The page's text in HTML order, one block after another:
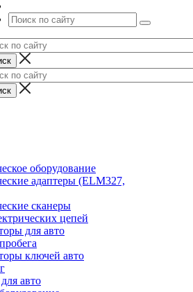
оборудование
адаптеры (ELM327,
сканеры
цепей
для авто
ключей авто
авто